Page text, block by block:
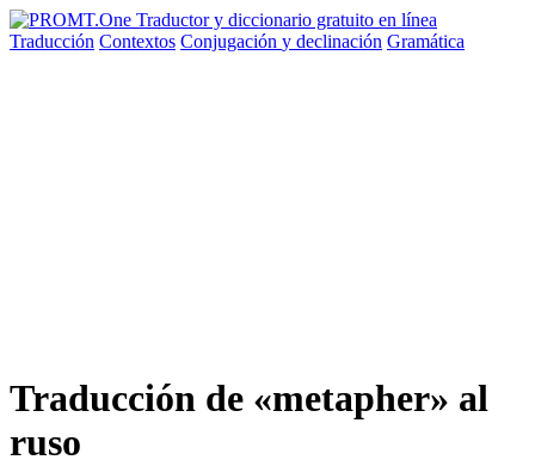
Traducción Contextos Conjugación y declinación Gramática
Traducción de «metapher» al
ruso